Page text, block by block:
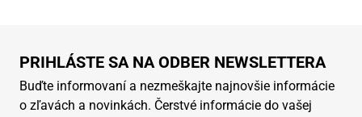
PRIHLÁSTE SA NA ODBER NEWSLETTERA
Buďte informovaní a nezmeškajte najnovšie informácie
o zľavách a novinkách. Čerstvé informácie do vašej